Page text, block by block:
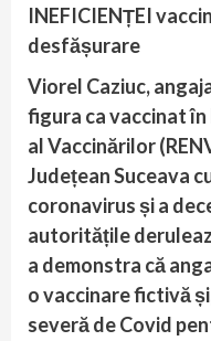
INEFICIENȚEI
desfășurare
Viorel Caziuc,
figura ca vaccinat
al Vaccinărilor
Județean Suceava
coronavirus și a
autoritățile
a demonstra că
o vaccinare fictivă
severă de Covid